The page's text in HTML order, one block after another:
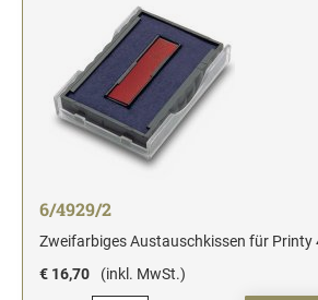
6/4929/2
Zweifarbiges Austauschkissen für Printy
€ 16,70
(inkl. MwSt.)